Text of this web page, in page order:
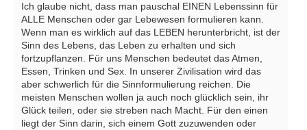
Ich glaube nicht, dass man pauschal EINEN Lebenssinn für
ALLE Menschen oder gar Lebewesen formulieren kann.
Wenn man es wirklich auf das LEBEN herunterbricht, ist der
Sinn des Lebens, das Leben zu erhalten und sich
fortzupflanzen. Für uns Menschen bedeutet das Atmen,
Essen, Trinken und Sex. In unserer Zivilisation wird das
aber schwerlich für die Sinnformulierung reichen. Die
meisten Menschen wollen ja auch noch glücklich sein, ihr
Glück teilen, oder sie streben nach Macht. Für den einen
liegt der Sinn darin, sich einem Gott zuzuwenden oder